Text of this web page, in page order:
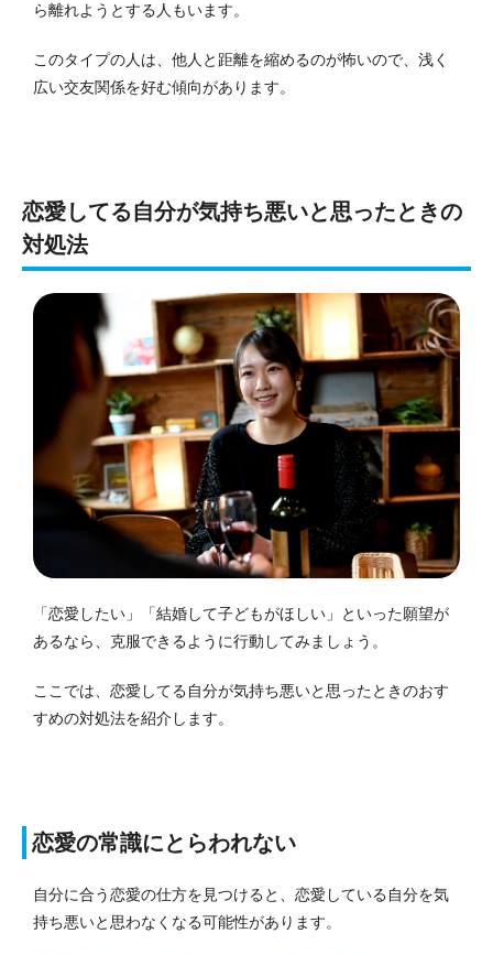
ら離れようとする人もいます。
このタイプの人は、他人と距離を縮めるのが怖いので、浅く
広い交友関係を好む傾向があります。
恋愛してる自分が気持ち悪いと思ったときの
対処法
「恋愛したい」「結婚して子どもがほしい」といった願望が
あるなら、克服できるように行動してみましょう。
ここでは、恋愛してる自分が気持ち悪いと思ったときのおす
すめの対処法を紹介します。
恋愛の常識にとらわれない
自分に合う恋愛の仕方を見つけると、恋愛している自分を気
持ち悪いと思わなくなる可能性があります。